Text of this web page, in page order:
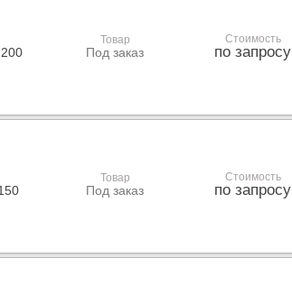
Товар
Под заказ
Стоимость
по запросу
Товар
Под заказ
Стоимость
по запросу